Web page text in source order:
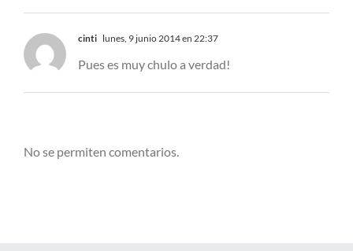
cinti lunes, 9 junio 2014 en 22:37
Pues es muy chulo a verdad!
No se permiten comentarios.